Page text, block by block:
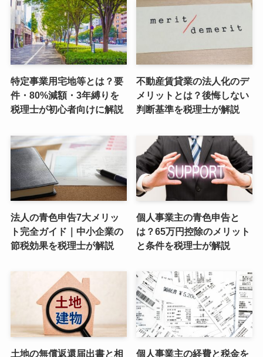
特定事業用宅地等とは？要
件・80%減額・3年縛りを
税理士が初心者向けに解説
不動産賃貸業の法人化のデ
メリットとは？後悔しない
判断基準を税理士が解説
法人の青色申告7大メリッ
ト完全ガイド｜中小企業の
節税効果を税理士が解説
個人事業主の青色申告と
は？65万円控除のメリット
と条件を税理士が解説
土地の無償返還届出書と相
個人事業主の経費と税金を